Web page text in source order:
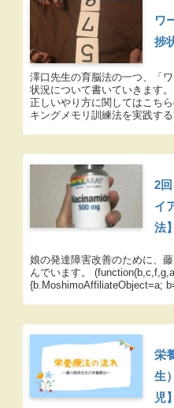
ワ
捗
澤口先生の育脳法の一つ、「
状況について書いていきます
正しいやり方に関してはこち
キングメモリ訓練法を実践す
2
イ
法】
娘の発達障害改善のために、
んでいます。
{b.MoshimoAffiliateObject=a;
栄
生
児】